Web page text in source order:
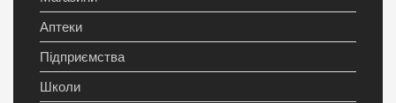
Аптеки
Підприємства
Школи